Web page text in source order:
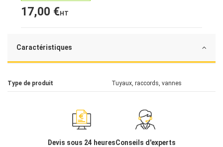
17,00 €HT
Caractéristiques
Type de produit Tuyaux, raccords, vannes
Devis sous 24 heuresConseils d'experts